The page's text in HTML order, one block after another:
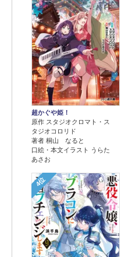
超かぐや姫！
原作 スタジオクロマト・ス
タジオコロリド
著者 桐山 なると
口絵・本文イラスト うらた
あさお
4位